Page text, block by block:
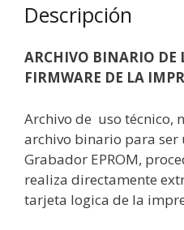
Descripción
ARCHIVO BINARIO DE
FIRMWARE DE LA
Archivo de uso técnico,
archivo binario para ser
Grabador EPROM,
realiza directamente
tarjeta logica de la